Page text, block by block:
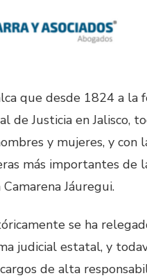
que desde 1824 a la
de Justicia en Jalisco,
y mujeres, y con
más importantes
Jáuregui.
se ha
judicial estatal, y
de alta